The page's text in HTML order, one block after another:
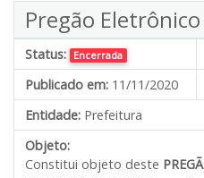
Pregão
Status: Encerrada
Publicado em: 11/11/2020
Entidade: Prefeitura
Objeto:
Constitui objeto deste